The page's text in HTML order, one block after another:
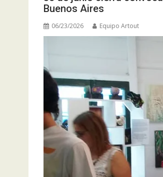
Buenos Aires
06/23/2026 Equipo Artout